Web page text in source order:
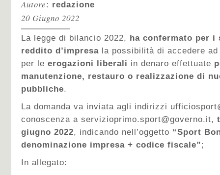
Autore: redazione
20 Giugno 2022
La legge di bilancio 2022, ha confermato per
reddito d’impresa la possibilità di accedere ad
per le erogazioni liberali in denaro effettuate
manutenzione, restauro o realizzazione di
pubbliche.
La domanda va inviata agli indirizzi
conoscenza a servizioprimo.sport@governo.it,
giugno 2022, indicando nell’oggetto “Sport
denominazione impresa + codice fiscale”;
In allegato: